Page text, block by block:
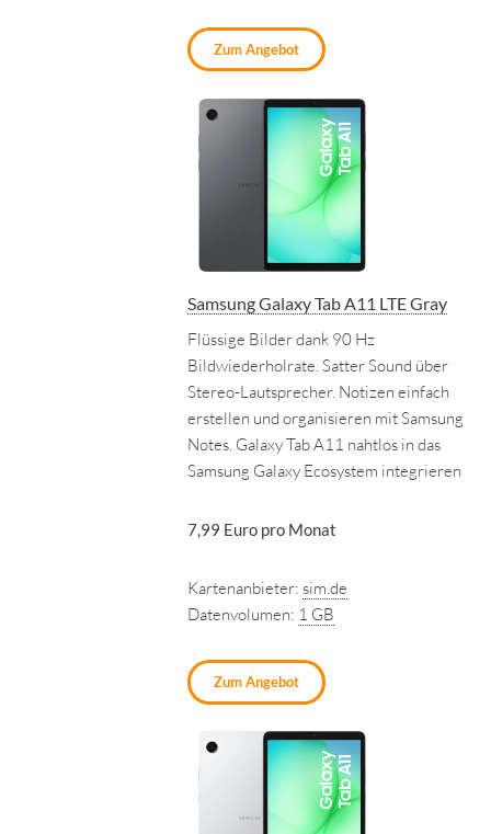
Zum Angebot
Samsung Galaxy Tab A11 LTE Gray
Flüssige Bilder dank 90 Hz
Bildwiederholrate. Satter Sound über
Stereo-Lautsprecher. Notizen einfach
erstellen und organisieren mit Samsung
Notes. Galaxy Tab A11 nahtlos in das
Samsung Galaxy Ecosystem integrieren
7,99 Euro pro Monat
Kartenanbieter: sim.de
Datenvolumen: 1 GB
Zum Angebot